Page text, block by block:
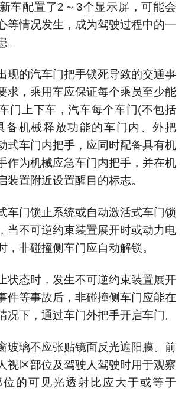
车配置了2～3个显示屏，可能会
等情况发生，成为驾驶过程中的一
。
现的汽车门把手锁死导致的交通事
求，乘用车应保证每个乘员至少能
门上下车，汽车每个车门(不包括
备机械释放功能的车门内、外把
式车门内把手，应同时配备具有机
作为机械应急车门内把手，并在机
装置附近设置醒目的标志。
车门锁止系统或自动激活式车门锁
当不可逆约束装置展开时或动力电
，非碰撞侧车门应自动解锁。
状态时，发生不可逆约束装置展开
件等事故后，非碰撞侧车门应能在
况下，通过车门外把手开启车门。
玻璃不应张贴镜面反光遮阳膜。前
视区部位及驾驶人驾驶时用于观察
的可见光透射比应大于或等于